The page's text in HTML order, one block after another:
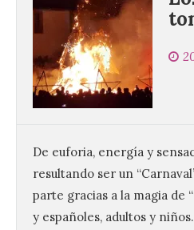
De euforia, energía y
resultando ser un
parte gracias a la magia de
y españoles, adultos y